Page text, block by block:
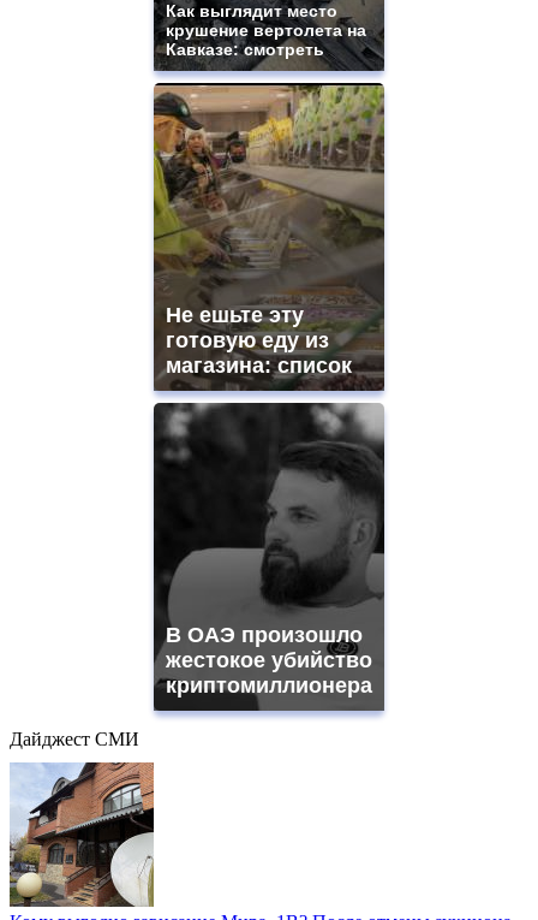
Как выглядит место
крушение вертолета на
Кавказе: смотреть
Не ешьте эту
готовую еду из
магазина: список
В ОАЭ произошло
жестокое убийство
криптомиллионера
Дайджест СМИ